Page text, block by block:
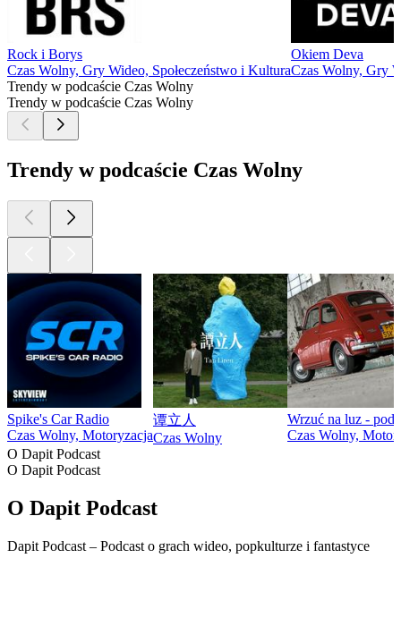
Rock i Borys
Czas Wolny, Gry Wideo, Społeczeństwo i Kultura
Okiem Deva
Czas Wolny, Gry
Trendy w podcaście Czas Wolny
Trendy w podcaście Czas Wolny
Trendy w podcaście Czas Wolny
Spike's Car Radio
Czas Wolny, Motoryzacja
谭立人
Czas Wolny
Wrzuć na luz -
Czas Wolny,
O Dapit Podcast
O Dapit Podcast
O Dapit Podcast
Dapit Podcast – Podcast o grach wideo, popkulturze i fantastyce